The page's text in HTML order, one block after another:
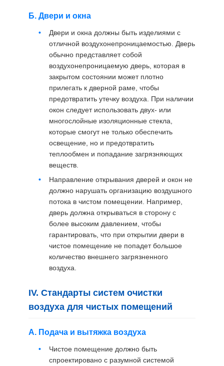
Б. Двери и окна
Двери и окна должны быть изделиями с
отличной воздухонепроницаемостью. Дверь
обычно представляет собой
воздухонепроницаемую дверь, которая в
закрытом состоянии может плотно
прилегать к дверной раме, чтобы
предотвратить утечку воздуха. При наличии
окон следует использовать двух- или
многослойные изоляционные стекла,
которые смогут не только обеспечить
освещение, но и предотвратить
теплообмен и попадание загрязняющих
веществ.
Направление открывания дверей и окон не
должно нарушать организацию воздушного
потока в чистом помещении. Например,
дверь должна открываться в сторону с
более высоким давлением, чтобы
гарантировать, что при открытии двери в
чистое помещение не попадет большое
количество внешнего загрязненного
воздуха.
IV. Стандарты систем очистки
воздуха для чистых помещений
А. Подача и вытяжка воздуха
Чистое помещение должно быть
спроектировано с разумной системой